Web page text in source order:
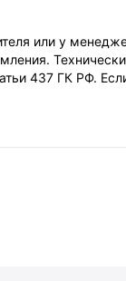
или у
437 ГК РФ.